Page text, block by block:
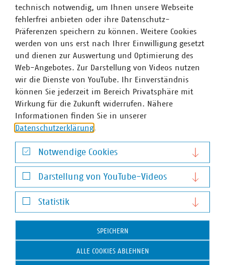
© Dieter Schachtschneider
Netzwerktreffen
Frauen in Orange in Kassel
Zum vierten Mal fand am 17. und 18. März anlässlich des
Treffen statt. 35 Frauen aus den Bereichen Müllabfuhr
und Straßenreinigung von 18
Abfallwirtschaftsunternehmen waren der Einladung
technisch notwendig, um Ihnen unsere Webseite
fehlerfrei anbieten oder ihre Datenschutz-
Präferenzen speichern zu können. Weitere Cookies
werden von uns erst nach Ihrer Einwilligung gesetzt
und dienen zur Auswertung und Optimierung des
Web-Angebotes. Zur Darstellung von Videos nutzen
wir die Dienste von YouTube. Ihr Einverständnis
können Sie jederzeit im Bereich Privatsphäre mit
Wirkung für die Zukunft widerrufen. Nähere
Informationen finden Sie in unserer
Datenschutzerklärung
Notwendige Cookies
Notwendige Cookies
Darstellung von YouTube-Videos
Darstellung von YouTube-Videos
Statistik
Statistik
SPEICHERN
ALLE COOKIES ABLEHNEN